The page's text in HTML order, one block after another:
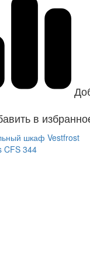
в
шкаф Vestfrost
CFS 344